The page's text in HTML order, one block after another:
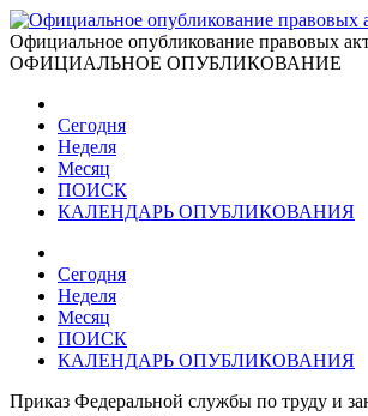
Официальное опубликование правовых
ОФИЦИАЛЬНОЕ ОПУБЛИКОВАНИЕ
Сегодня
Неделя
Месяц
ПОИСК
КАЛЕНДАРЬ ОПУБЛИКОВАНИЯ
Сегодня
Неделя
Месяц
ПОИСК
КАЛЕНДАРЬ ОПУБЛИКОВАНИЯ
Приказ Федеральной службы по труду и